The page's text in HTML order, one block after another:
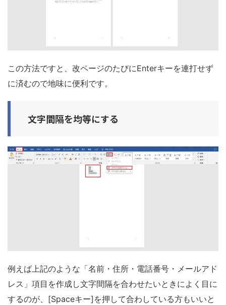
この方法ですと、改ページのたびにEnterキーを連打せず
に済むので地味に便利です。
文字間隔を均等にする
例えば上記のような「名前・住所・電話番号・メールアド
レス」項目を作成し文字間隔を合わせたいときによく目に
するのが、[Spaceキー]を押して合わしている方もいいと